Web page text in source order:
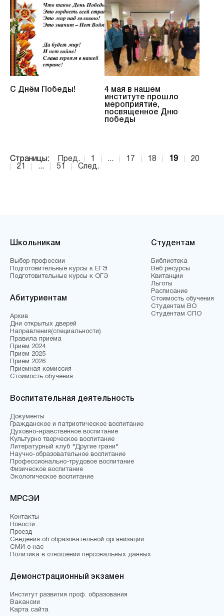
С Днём Победы!
4 мая в нашем
институте прошло
мероприятие,
посвященное Дню
победы
Страницы: Пред. 1 ... 17 18 19
20
21
... 51 След.
Школьникам
Выбор профессии
Подготовительные курсы к ЕГЭ
Подготовительные курсы к ОГЭ
Абитуриентам
Архив
Дни открытых дверей
Направления(специальности)
Правила приема
Прием 2024
Прием 2025
Прием 2026
Приемная комиссия
Стоимость обучения
Студентам
Библиотека
Веб ресурсы
Квитанции
Льготы
Расписание
Стоимость обучения
Студентам ВО
Студентам СПО
Воспитательная деятельность
Документы
Гражданское и патриотическое воспитание
Духовно-нравственное воспитание
Культурно творческое воспитание
Литературный клуб "Другие грани"
Научно-образовательное воспитание
Профессионально-трудовое воспитание
Физическое воспитание
Экологическое воспитание
МРСЭИ
Контакты
Новости
Проезд
Сведения об образовательной организации
СМИ о нас
Политика в отношении персональных данных
Демонстрационный экзамен
Институт развития проф. образования
Вакансии
Карта сайта